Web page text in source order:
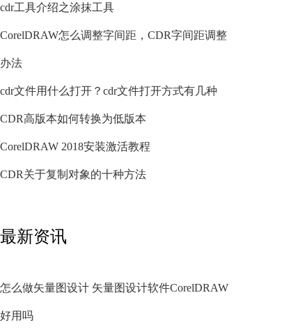
cdr工具介绍之涂抹工具
CorelDRAW怎么调整字间距，CDR字间距调整
办法
cdr文件用什么打开？cdr文件打开方式有几种
CDR高版本如何转换为低版本
CorelDRAW 2018安装激活教程
CDR关于复制对象的十种方法
最新资讯
怎么做矢量图设计 矢量图设计软件CorelDRAW
好用吗